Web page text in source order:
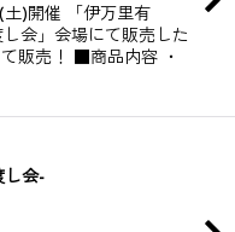
)開催 「伊万里有
会」会場にて販売した
販売！ ■商品内容 ・
し会-